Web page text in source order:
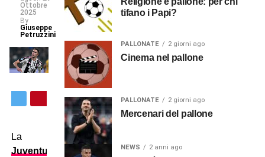
Ottobre
2025
By
Giuseppe
Petruzzini
La
Juventus
tifano i Papi?
PALLONATE 2 giorni ago
Cinema nel pallone
PALLONATE 2 giorni ago
Mercenari del pallone
NEWS 2 anni ago